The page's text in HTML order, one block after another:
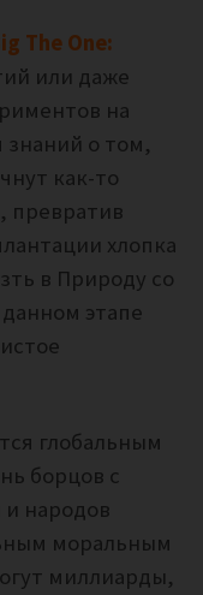
The One:
или даже
на
знаний о том,
как-то
превратив
хлопка
в Природу со
этапе
глобальным
борцов с
народов
моральным
миллиарды,